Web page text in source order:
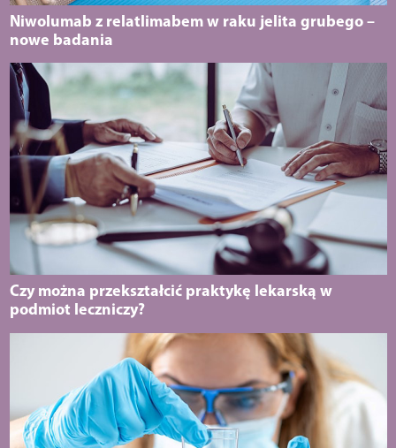
Niwolumab z relatlimabem w raku jelita grubego –
nowe badania
Czy można przekształcić praktykę lekarską w
podmiot leczniczy?